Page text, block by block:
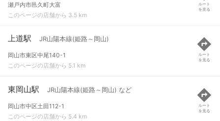
瀬戸内市邑久町大富
このページの店舗から 3.5 km
ルート
を見る
上道駅 JR山陽本線(姫路～岡山)
岡山市東区中尾140-1
このページの店舗から 5.1 km
ルート
を見る
東岡山駅 JR山陽本線(姫路～岡山) など
岡山市中区土田112-1
このページの店舗から 5.4 km
ルート
を見る